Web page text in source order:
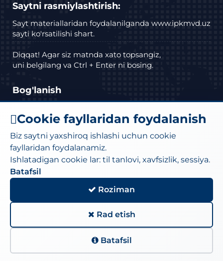
Cookie fayllaridan foydalanish
Biz saytni yaxshiroq ishlashi uchun cookie
fayllaridan foydalanamiz.
Ishlatadigan cookie lar: til tanlovi, xavfsizlik, sessiya.
Batafsil
Roziman
Rad etish
Batafsil
Saytni rasmiylashtirish:
Sayt materiallaridan foydalanilganda www.ipkmvd.uz
sayti ko'rsatilishi shart.
Diqqat! Agar siz matnda xato topsangiz,
uni belgilang va Ctrl + Enter ni bosing.
Bog'lanish
Husayn Boyqaro ko'chasi, 27a-uy.
Telefon :(71) 295-34-18 , (71)295-34-19
Elektron pochta:moi@iiv.uz
kanselariya@exat.uz